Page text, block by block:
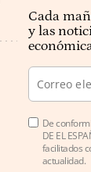
Cada
y las
De
DE EL
facilitados
actualidad.